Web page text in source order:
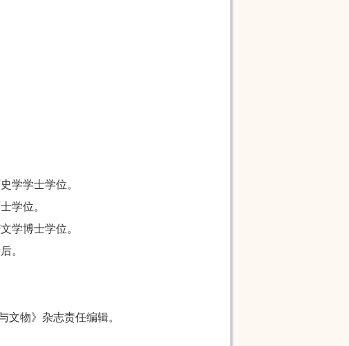
学学士学位。
学位。
学博士学位。
。
文物》杂志责任编辑。